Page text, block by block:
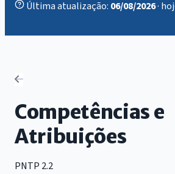
Última atualização: 06/08/2026·
Competências e
Atribuições
PNTP 2.2